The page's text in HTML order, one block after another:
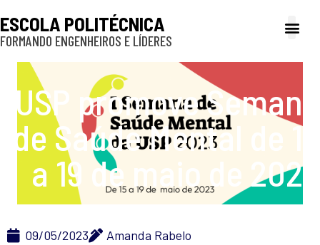
ESCOLA POLITÉCNICA
FORMANDO ENGENHEIROS E LÍDERES
USP promove Semana
de Saúde Mental de 15
a 19 de maio de 2023
09/05/2023 Amanda Rabelo